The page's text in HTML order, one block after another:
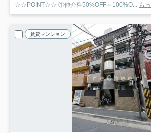
☆☆POINT☆☆ ①仲介料50%OFF～100%O... も
賃貸マンション